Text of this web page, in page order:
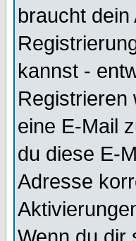
braucht
kannst -
Registrieren
eine E-Mail
du diese E-
Adresse